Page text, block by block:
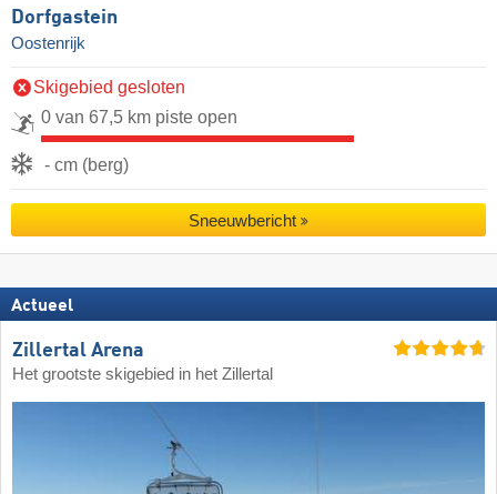
Dorfgastein
Oostenrijk
Skigebied gesloten
0 van 67,5 km piste open
- cm (berg)
Sneeuwbericht
Actueel
Zillertal Arena
Het grootste skigebied in het Zillertal